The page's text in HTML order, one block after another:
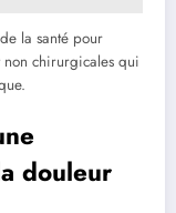
la santé pour
chirurgicales qui
douleur